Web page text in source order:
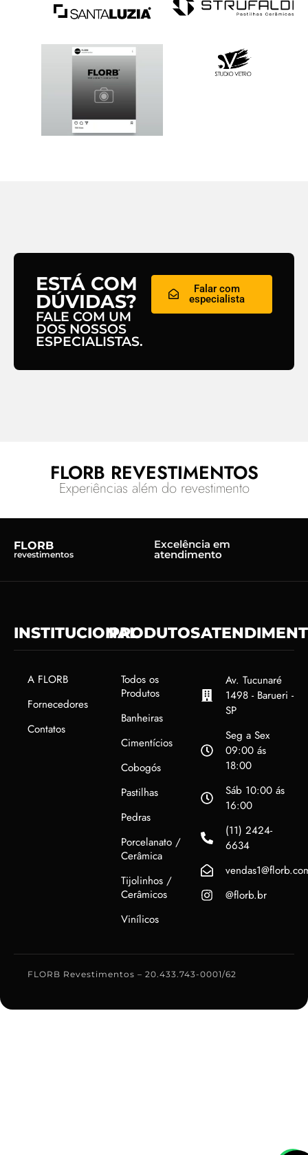
ESTÁ COM
DÚVIDAS?
FALE COM UM
DOS NOSSOS
ESPECIALISTAS.
Falar com
especialista
FLORB REVESTIMENTOS
Experiências além do revestimento
FLORB
revestimentos
Excelência em
atendimento
INSTITUCIONAL
A FLORB
Fornecedores
Contatos
PRODUTOS
Todos os
Produtos
Banheiras
Cimentícios
Cobogós
Pastilhas
Pedras
Porcelanato /
Cerâmica
Tijolinhos /
Cerâmicos
Vinílicos
Av. Tucunaré
1498 - Barueri -
SP
Seg a Sex
09:00 ás
18:00
Sáb 10:00 ás
16:00
(11) 2424-
6634
@florb.br
FLORB Revestimentos – 20.433.743-0001/62